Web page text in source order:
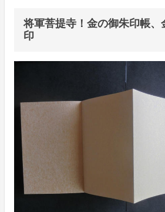
将軍菩提寺！金の御朱印帳、
印